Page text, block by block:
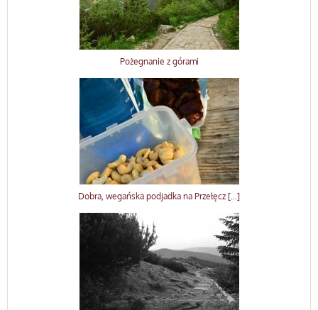
Pożegnanie z górami
Dobra, wegańska podjadka na Przełęcz [...]